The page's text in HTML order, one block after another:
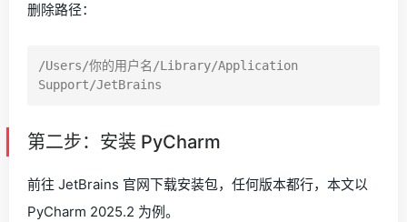
删除路径：
/Users/你的用户名/Library/Application
第二步：安装 PyCharm
前往 JetBrains 官网下载安装包，任何版本都行，本文以
PyCharm 2025.2 为例。